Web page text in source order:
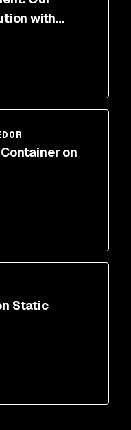
with
on
Static